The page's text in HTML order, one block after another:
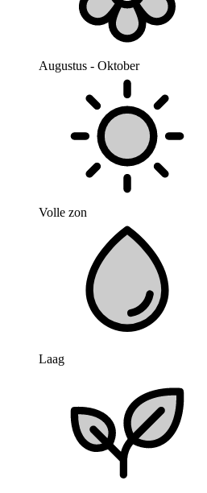
Augustus - Oktober
Volle zon
Laag